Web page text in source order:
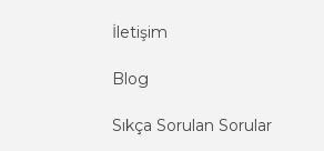
İletişim
Blog
Sıkça Sorulan Sorular